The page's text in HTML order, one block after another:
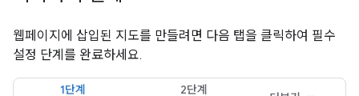
웹페이지에 삽입된 지도를 만들려면 다음 탭을 클릭하여 필수
설정 단계를 완료하세요.
1단계 2단계